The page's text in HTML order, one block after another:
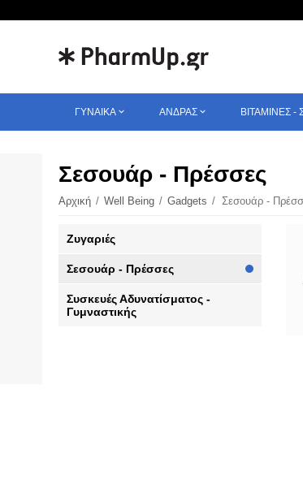
ΓΥΝΑΊΚΑ ΆΝΔΡΑΣ ΒΙΤΑΜΊΝΕΣ
Σεσουάρ - Πρέσσες
Αρχική / Well Being / Gadgets / Σεσουάρ -
Ζυγαριές
Σεσουάρ - Πρέσσες
Συσκευές Αδυνατίσματος -
Γυμναστικής